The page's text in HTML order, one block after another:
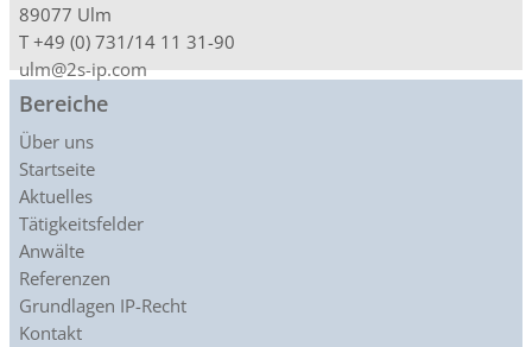
89077 Ulm
T +49 (0) 731/14 11 31-90
ulm@2s-ip.com
Bereiche
Über uns
Startseite
Aktuelles
Tätigkeitsfelder
Anwälte
Referenzen
Grundlagen IP-Recht
Kontakt